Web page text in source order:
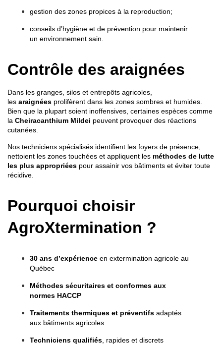
gestion des zones propices à la reproduction;
conseils d’hygiène et de prévention pour maintenir
un environnement sain.
Contrôle des araignées
Dans les granges, silos et entrepôts agricoles,
les araignées prolifèrent dans les zones sombres et humides.
Bien que la plupart soient inoffensives, certaines espèces comme
la Cheiracanthium Mildei peuvent provoquer des réactions
cutanées.
Nos techniciens spécialisés identifient les foyers de présence,
nettoient les zones touchées et appliquent les méthodes de lutte
les plus appropriées pour assainir vos bâtiments et éviter toute
récidive.
Pourquoi choisir
AgroXtermination ?
30 ans d’expérience en extermination agricole au
Québec
Méthodes sécuritaires et conformes aux
normes HACCP
Traitements thermiques et préventifs adaptés
aux bâtiments agricoles
Techniciens qualifiés , rapides et discrets